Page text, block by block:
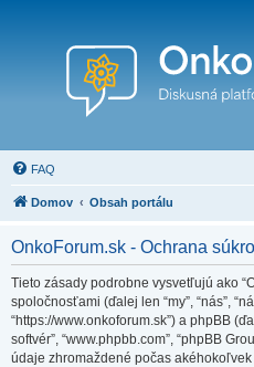
FAQ
Domov Obsah portálu
OnkoForum.sk - Ochrana
Tieto zásady podrobne vysvetľujú ako
spoločnosťami (ďalej len “my”, “nás”,
“https://www.onkoforum.sk”) a phpBB
softvér”, “www.phpbb.com”, “phpBB
údaje zhromaždené počas